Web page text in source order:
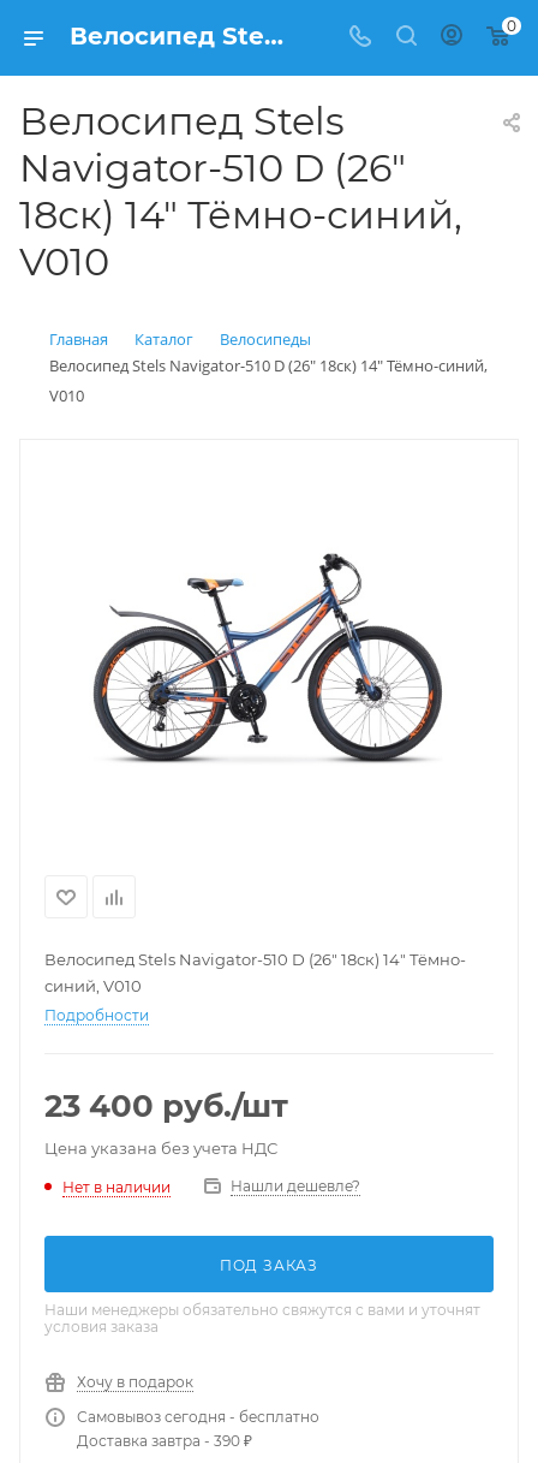
Велосипед Stels Navigator-510 D (26" 18ск) 14" Тёмно-синий, V010 купить: цена 23 400 рублей в Балашихе | Интернет магазин Вело150 0
Велосипед Stels
Navigator-510 D (26"
18ск) 14" Тёмно-синий,
V010
Главная Каталог
Велосипеды
Велосипед Stels Navigator-510 D (26" 18ск) 14" Тёмно-синий,
V010
Велосипед Stels Navigator-510 D (26" 18ск) 14" Тёмно-
синий, V010
Подробности
23 400 руб./шт
Цена указана без учета НДС
Нет в наличии Нашли дешевле?
ПОД ЗАКАЗ
Наши менеджеры обязательно свяжутся с вами и уточнят
условия заказа
Хочу в подарок
Самовывоз сегодня - бесплатно
Доставка завтра - 390 ₽